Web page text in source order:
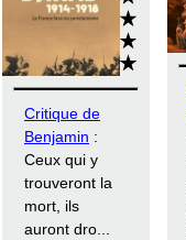
Critique de
Benjamin :
Ceux qui y
trouveront la
mort, ils
auront dro...